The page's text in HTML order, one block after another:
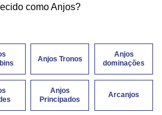
como Anjos?
Anjos Tronos
Anjos
dominações
Anjos
Principados
Arcanjos